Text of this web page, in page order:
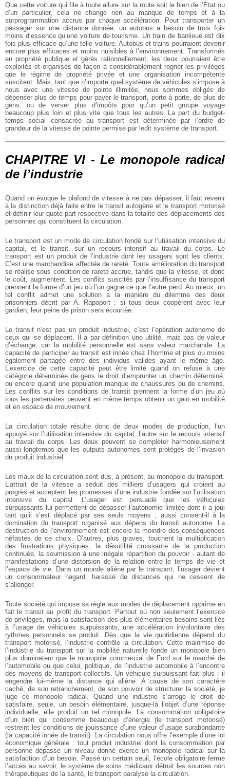
Que cette voiture qui file à toute allure sur la route soit le bien de l’État ou
d’un particulier, cela ne change rien au manque de temps et à la
surprogrammation accrus par chaque accélération. Pour transporter un
passager sur une distance donnée, un autobus a besoin de trois fois
moins d’essence qu’une voiture de tourisme. Un train de banlieue est dix
fois plus efficace qu’une telle voiture. Autobus et trains pourraient devenir
encore plus efficaces et moins nuisibles à l’environnement. Transformés
en propriété publique et gérés rationnellement, les deux pourraient être
exploités et organisés de façon à considérablement rogner les privilèges
que le régime de propriété privée et une organisation incompétente
suscitent. Mais, tant que n’importe quel système de véhicules s’impose à
nous avec une vitesse de pointe illimitée, nous sommes obligés de
dépenser plus de temps pour payer le transport, porte à porte, de plus de
gens, ou de verser plus d’impôts pour qu’un petit groupe voyage
beaucoup plus loin et plus vite que tous les autres. La part du budget-
temps social consacrée au transport est déterminée par l’ordre de
grandeur de la vitesse de pointe permise par ledit système de transport.
CHAPITRE VI - Le monopole radical
de l’industrie
Quand on évoque le plafond de vitesse à ne pas dépasser, il faut revenir
à la distinction déjà faite entre le transit autogène et le transport motorisé
et définir leur quote-part respective dans la totalité des déplacements des
personnes qui constituent la circulation.
Le transport est un mode de circulation fondé sur l’utilisation intensive du
capital, et le transit, sur un recours intensif au travail du corps. Le
transport est un produit de l’industrie dont les usagers sont les clients.
C’est une marchandise affectée de rareté. Toute amélioration du transport
se réalise sous condition de rareté accrue, tandis que la vitesse, et donc
le coût, augmentent. Les conflits suscités par l’insuffisance du transport
prennent la forme d’un jeu où l’un gagne ce que l’autre perd. Au mieux, un
tel conflit admet une solution à la manière du dilemme des deux
prisonniers décrit par A. Rapoport : si tous deux coopèrent avec leur
gardien, leur peine de prison sera écourtée.
Le transit n’est pas un produit industriel, c’est l’opération autonome de
ceux qui se déplacent. Il a par définition une utilité, mais pas de valeur
d’échange, car la mobilité personnelle est sans valeur marchande. La
capacité de participer au transit est innée chez l’homme et plus ou moins
également partagée entre des individus valides ayant le même âge.
L’exercice de cette capacité peut être limité quand on refuse à une
catégorie déterminée de gens le droit d’emprunter un chemin déterminé,
ou encore quand une population manque de chaussures ou de chemins.
Les conflits sur les conditions de transit prennent la forme d’un jeu où
tous les partenaires peuvent en même temps obtenir un gain en mobilité
et en espace de mouvement.
La circulation totale résulte donc de deux modes de production, l’un
appuyé sur l’utilisation intensive du capital, l’autre sur le recours intensif
au travail du corps. Les deux peuvent se compléter harmonieusement
aussi longtemps que les outputs autonomes sont protégés de l’invasion
du produit industriel.
Les maux de la circulation sont dus, à présent, au monopole du transport.
L’attrait de la vitesse a séduit des milliers d’usagers qui croient au
progrès et acceptent les promesses d’une industrie fondée sur l’utilisation
intensive du capital. L’usager est persuadé que les véhicules
surpuissants lui permettent de dépasser l’autonomie limitée dont il a joui
tant qu’il s’est déplacé par ses seuls moyens ; aussi consent-il à la
domination du transport organisé aux dépens du transit autonome. La
destruction de l’environnement est encore la moindre des conséquences
néfastes de ce choix. D’autres, plus graves, touchent la multiplication
des frustrations physiques, la désutilité croissante de la production
continuée, la soumission à une inégale répartition du pouvoir - autant de
manifestations d’une distorsion de la relation entre le temps de vie et
l’espace de vie. Dans un monde aliéné par le transport, l’usager devient
un consommateur hagard, harassé de distances qui ne cessent de
s’allonger.
Toute société qui impose sa règle aux modes de déplacement opprime en
fait le transit au profit du transport. Partout où non seulement l’exercice
de privilèges, mais la satisfaction des plus élémentaires besoins sont liés
à l’usage de véhicules surpuissants, une accélération involontaire des
rythmes personnels se produit. Dès que la vie quotidienne dépend du
transport motorisé, l’industrie contrôle la circulation. Cette mainmise de
l’industrie du transport sur la mobilité naturelle fonde un monopole bien
plus dominateur que le monopole commercial de Ford sur le marché de
l’automobile ou que celui, politique, de l’industrie automobile à l’encontre
des moyens de transport collectifs. Un véhicule surpuissant fait plus : il
engendre lui-même la distance qui aliène. A cause de son caractère
caché, de son retranchement, de son pouvoir de structurer la société, je
juge ce monopole radical. Quand une industrie s’arroge le droit de
satisfaire, seule, un besoin élémentaire, jusque-là l’objet d’une réponse
individuelle, elle produit un tel monopole. La consommation obligatoire
d’un bien qui consomme beaucoup d’énergie (le transport motorisé)
restreint les conditions de jouissance d’une valeur d’usage surabondante
(la capacité innée de transit). La circulation nous offre l’exemple d’une loi
économique générale : tout produit industriel dont la consommation par
personne dépasse un niveau donné exerce un monopole radical sur la
satisfaction d’un besoin. Passé un certain seuil, l’école obligatoire ferme
l’accès au savoir, le système de soins médicaux détruit les sources non
thérapeutiques de la santé, le transport paralyse la circulation.